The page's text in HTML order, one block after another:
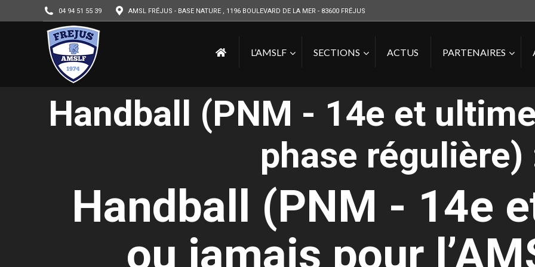
04 94 51 55 39 AMSL FRÉJUS - BASE NATURE , 1196 BOULEVARD DE LA MER - 83600 FRÉJUS
L’AMSLF SECTIONS ACTUS PARTENAIRES
Handball (PNM - 14e et
phase régulière)
Handball (PNM - 14e
ou jamais pour